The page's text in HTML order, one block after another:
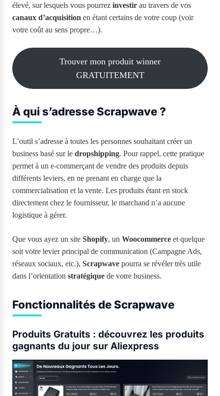
élevé, sur lesquels vous pourrez investir au travers de vos
canaux d’acquisition en étant certains de votre coup (voir
votre coût au sens propre…).
Trouver mon produit winner
GRATUITEMENT
À qui s’adresse Scrapwave ?
L’outil s’adresse à toutes les personnes souhaitant créer un
business basé sur le dropshipping. Pour rappel, cette pratique
permet à un e-commerçant de vendre des produits depuis
différents leviers, en ne prenant en charge que la
commercialisation et la vente. Les produits étant en stock
directement chez le fournisseur, le marchand n’a aucune
logistique à gérer.
Que vous ayez un site Shopify, un Woocommerce et quelque
soit votre levier principal de communication (Campagne Ads,
réseaux sociaux, etc.), Scrapwave pourra se révéler très utile
dans l’orientation stratégique de votre business.
Fonctionnalités de Scrapwave
Produits Gratuits : découvrez les produits
gagnants du jour sur Aliexpress